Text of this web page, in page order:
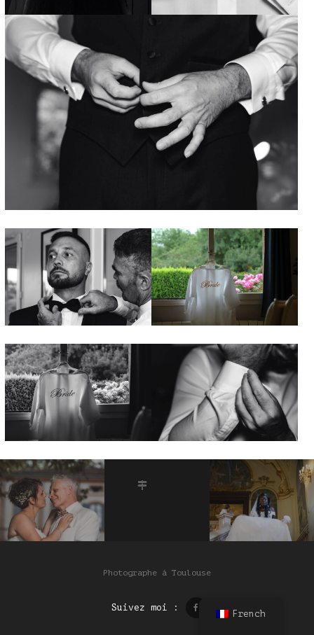
Photographe à Toulouse
Suivez moi :
French